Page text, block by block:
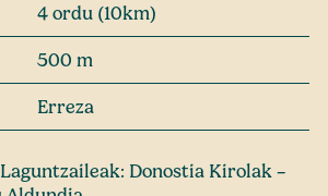
4 ordu (10km)
500 m
Erreza
Donostia Kirolak –